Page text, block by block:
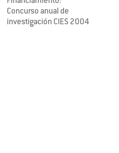
Concurso anual de
investigación CIES 2004